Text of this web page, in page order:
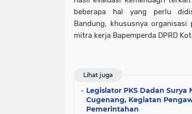
beberapa hal yang perlu
Bandung, khususnya organisasi
mitra kerja Bapemperda DPRD
Lihat juga
Legislator PKS Dadan Surya
Cugenang, Kegiatan
Pemerintahan